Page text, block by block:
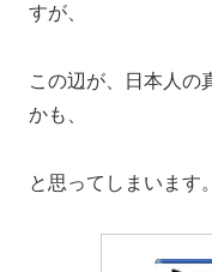
すが、
この辺が、日本人の
かも、
と思ってしまいます。